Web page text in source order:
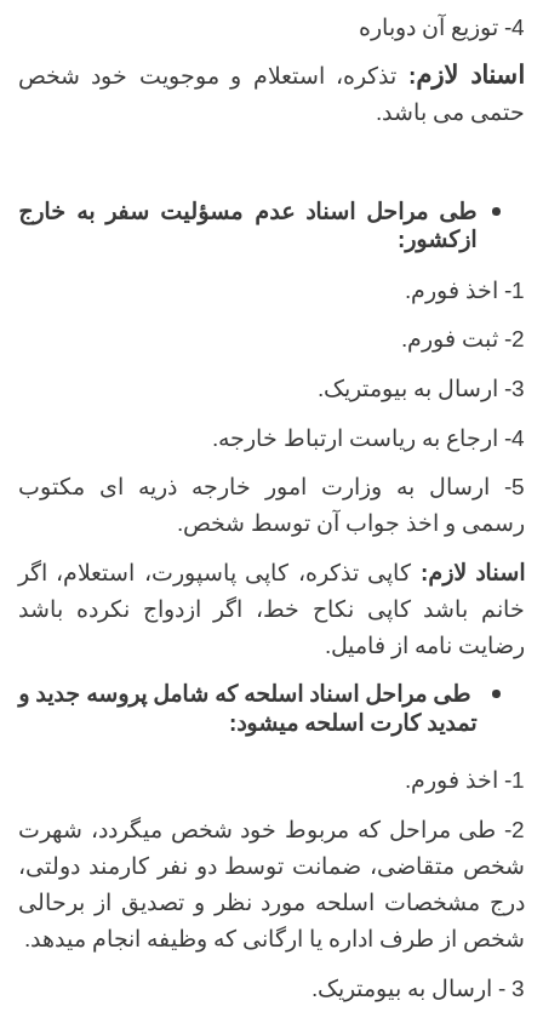
4- توزیع آن دوباره
اسناد لازم: تذکره، استعلام و موجویت خود شخص
حتمی می باشد.
طی مراحل اسناد عدم مسؤلیت سفر به خارج
ازکشور:
1- اخذ فورم.
2- ثبت فورم.
3- ارسال به بیومتریک.
4- ارجاع به ریاست ارتباط خارجه.
5- ارسال به وزارت امور خارجه ذریه ای مکتوب
رسمی و اخذ جواب آن توسط شخص.
اسناد لازم: کاپی تذکره، کاپی پاسپورت، استعلام، اگر
خانم باشد کاپی نکاح خط، اگر ازدواج نکرده باشد
رضایت نامه از فامیل.
طی مراحل اسناد اسلحه که شامل پروسه جدید و
تمدید کارت اسلحه میشود:
1- اخذ فورم.
2- طی مراحل که مربوط خود شخص میگردد، شهرت
شخص متقاضی، ضمانت توسط دو نفر کارمند دولتی،
درج مشخصات اسلحه مورد نظر و تصدیق از برحالی
شخص از طرف اداره یا ارگانی که وظیفه انجام میدهد.
3 - ارسال به بیومتریک.